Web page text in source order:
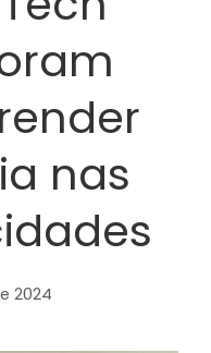
nas
2024